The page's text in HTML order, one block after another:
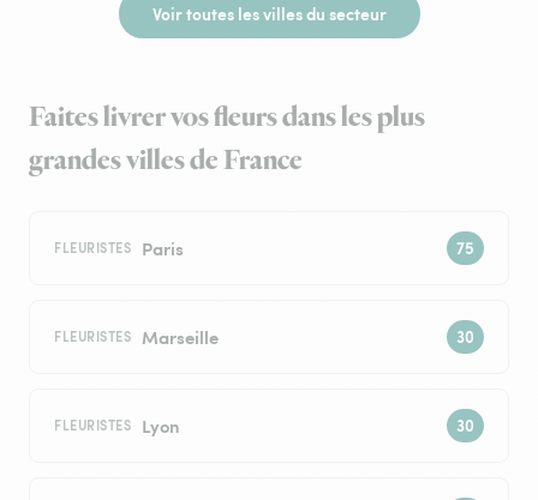
Voir toutes les villes du secteur
Faites livrer vos fleurs dans les plus
grandes villes de France
FLEURISTES Paris
FLEURISTES Marseille
FLEURISTES Lyon